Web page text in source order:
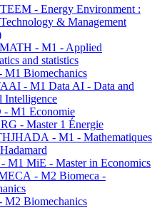
- Energy Environment :
& Management
- M1 - Applied
and statistics
Biomechanics
- M1 Data AI - Data and
Intelligence
- M1 Economie
- Master 1 Énergie
- M1 - Mathematiques
M1 MiE - Master in Economics
- M2 Biomeca -
Biomechanics